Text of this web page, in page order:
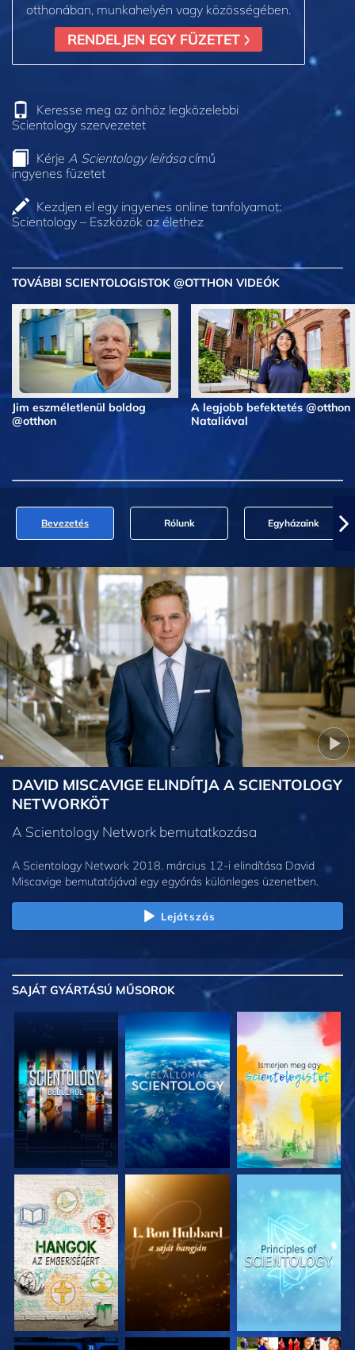
otthonában, munkahelyén vagy közösségében.
RENDELJEN EGY FÜZETET
Keresse meg az önhöz legközelebbi
Scientology szervezetet
Kérje A Scientology leírásacímű
ingyenes füzetet
Kezdjen el egy ingyenes online tanfolyamot:
Scientology – Eszközök az élethez
TOVÁBBI SCIENTOLOGISTOK @OTTHON VIDEÓK
Jim eszméletlenül boldog
@otthon
A legjobb befektetés @otthon
Nataliával
Bevezetés Rólunk Egyházaink
DAVID MISCAVIGE ELINDÍTJA A SCIENTOLOGY
NETWORKÖT
A Scientology Network bemutatkozása
A Scientology Network 2018. március 12-i elindítása David
Miscavige bemutatójával egy egyórás különleges üzenetben.
Lejátszás
SAJÁT GYÁRTÁSÚ MŰSOROK
A SOROZAT
RÉSZEI
A SOROZAT
RÉSZEI
A SOROZAT
RÉSZEI